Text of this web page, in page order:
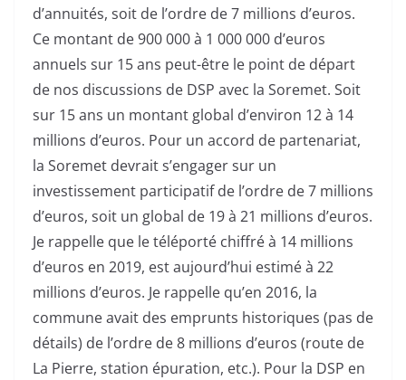
d’annuités, soit de l’ordre de 7 millions d’euros.
Ce montant de 900 000 à 1 000 000 d’euros
annuels sur 15 ans peut-être le point de départ
de nos discussions de DSP avec la Soremet. Soit
sur 15 ans un montant global d’environ 12 à 14
millions d’euros. Pour un accord de partenariat,
la Soremet devrait s’engager sur un
investissement participatif de l’ordre de 7 millions
d’euros, soit un global de 19 à 21 millions d’euros.
Je rappelle que le téléporté chiffré à 14 millions
d’euros en 2019, est aujourd’hui estimé à 22
millions d’euros. Je rappelle qu’en 2016, la
commune avait des emprunts historiques (pas de
détails) de l’ordre de 8 millions d’euros (route de
La Pierre, station épuration, etc.). Pour la DSP en